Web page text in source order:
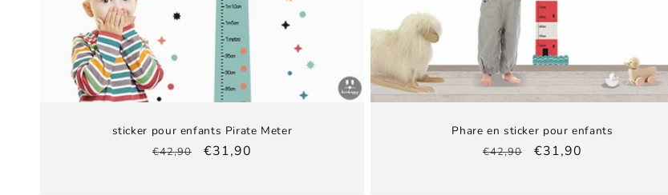
sticker pour enfants Pirate Meter
Prix
€42,90
Prix
€31,90
Phare en sticker pour enfants
Prix
€42,90
Prix
€31,90